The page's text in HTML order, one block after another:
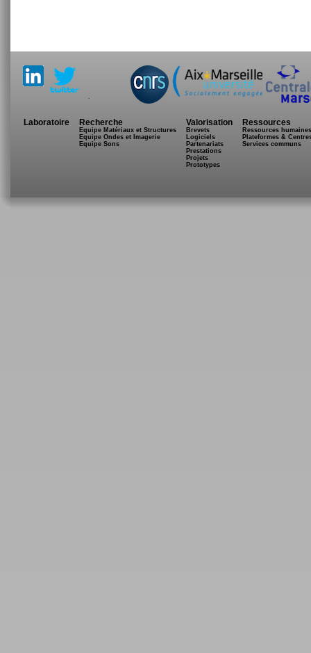
Laboratoire Recherche
Equipe Matériaux et Structures
Equipe Ondes et Imagerie
Equipe Sons
Valorisation
Brevets
Logiciels
Partenariats
Prestations
Projets
Prototypes
Ressources
Ressources humaines
Plateformes &
Services communs